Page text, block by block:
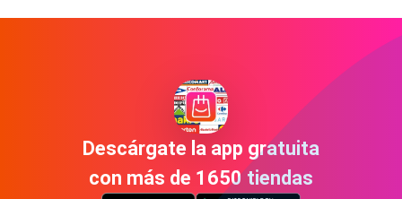
Descárgate la app gratuita
con más de 1650 tiendas